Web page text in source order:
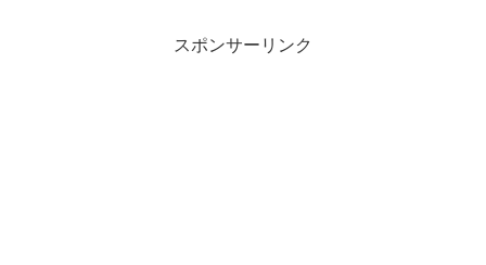
スポンサーリンク